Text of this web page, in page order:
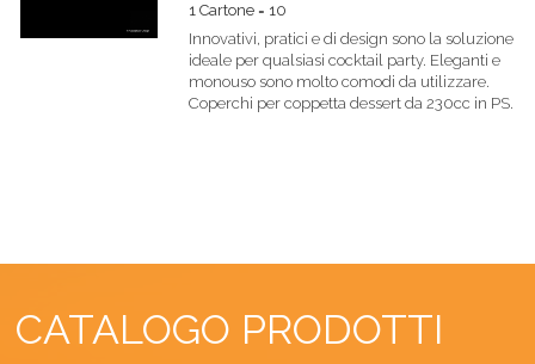
1 Cartone = 10
Innovativi, pratici e di design sono la soluzione
ideale per qualsiasi cocktail party. Eleganti e
monouso sono molto comodi da utilizzare.
Coperchi per coppetta dessert da 230cc in PS.
CATALOGO PRODOTTI